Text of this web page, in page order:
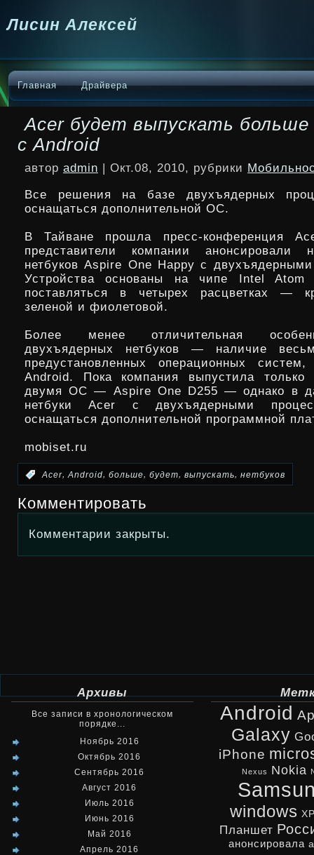
Лисин Алексей
Главная Драйвера
Acer будет выпускать больше
с Android
автор admin | Окт.08, 2010, рубрики
Все решения на базе двухъядерных
оснащаться дополнительной ОС.
В Тайване прошла пресс-конференция
представители компании анонсировали
нетбуков Aspire One Happy с
Устройстваоснованы на чипе Intel Atom
поставляться в четырех расцветках —
зеленой и фиолетовой.
Более менее отличительная
двухъядерных нетбуков — наличие
предустановленных операционных
Android. Пока компания выпустила
двумя ОС — Aspire One D255 — однако в
нетбуки Acer с двухъядерными
оснащаться дополнительной программной
mobiset.ru
:Acer, Android, больше, будет, выпускать, нетбуков
Комментировать
Комментарии закрыты.
Архивы
Все записи в хронологическом
порядке...
Ноябрь 2016
Октябрь 2016
Сентябрь 2016
Август 2016
Июль 2016
Июнь 2016
Май 2016
Апрель 2016
Android
Galaxy
iPhone
Nexus Nokia
windows
Планшет
анонсировала